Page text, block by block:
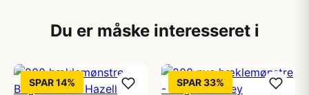
Du er måske interesseret i
SPAR 14% SPAR 33%